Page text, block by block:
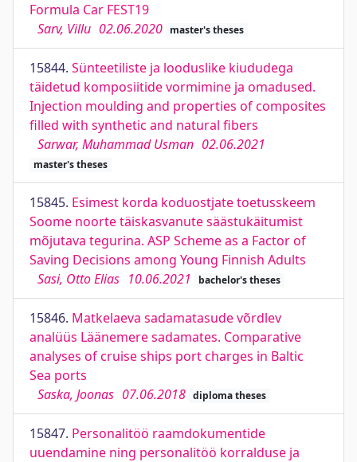
Formula Car FEST19
Sarv, Villu 02.06.2020 master's theses
15844. Sünteetiliste ja looduslike kiududega
täidetud komposiitide vormimine ja omadused.
Injection moulding and properties of composites
filled with synthetic and natural fibers
Sarwar, Muhammad Usman 02.06.2021
master's theses
15845. Esimest korda koduostjate toetusskeem
Soome noorte täiskasvanute säästukäitumist
mõjutava tegurina. ASP Scheme as a Factor of
Saving Decisions among Young Finnish Adults
Sasi, Otto Elias 10.06.2021 bachelor's theses
15846. Matkelaeva sadamatasude võrdlev
analüüs Läänemere sadamates. Comparative
analyses of cruise ships port charges in Baltic
Sea ports
Saska, Joonas 07.06.2018 diploma theses
15847. Personalitöö raamdokumentide
uuendamine ning personalitöö korralduse ja